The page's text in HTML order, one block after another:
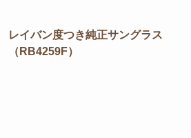
レイバン度つき純正サングラス
（RB4259F）